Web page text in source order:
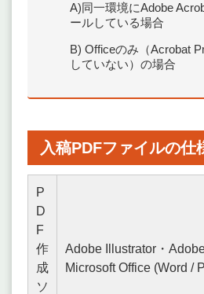
A)同一環境にAdobe
ールしている場合
B) Officeのみ（Acrobat
していない）の場合
入稿PDFファイルの仕
P
D
F
作
成
ソ
Adobe Illustrator・
Microsoft Office (Word /